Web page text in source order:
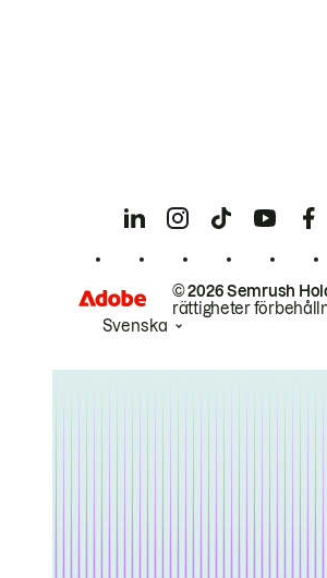
© 2026 Semrush
rättigheter
Svenska